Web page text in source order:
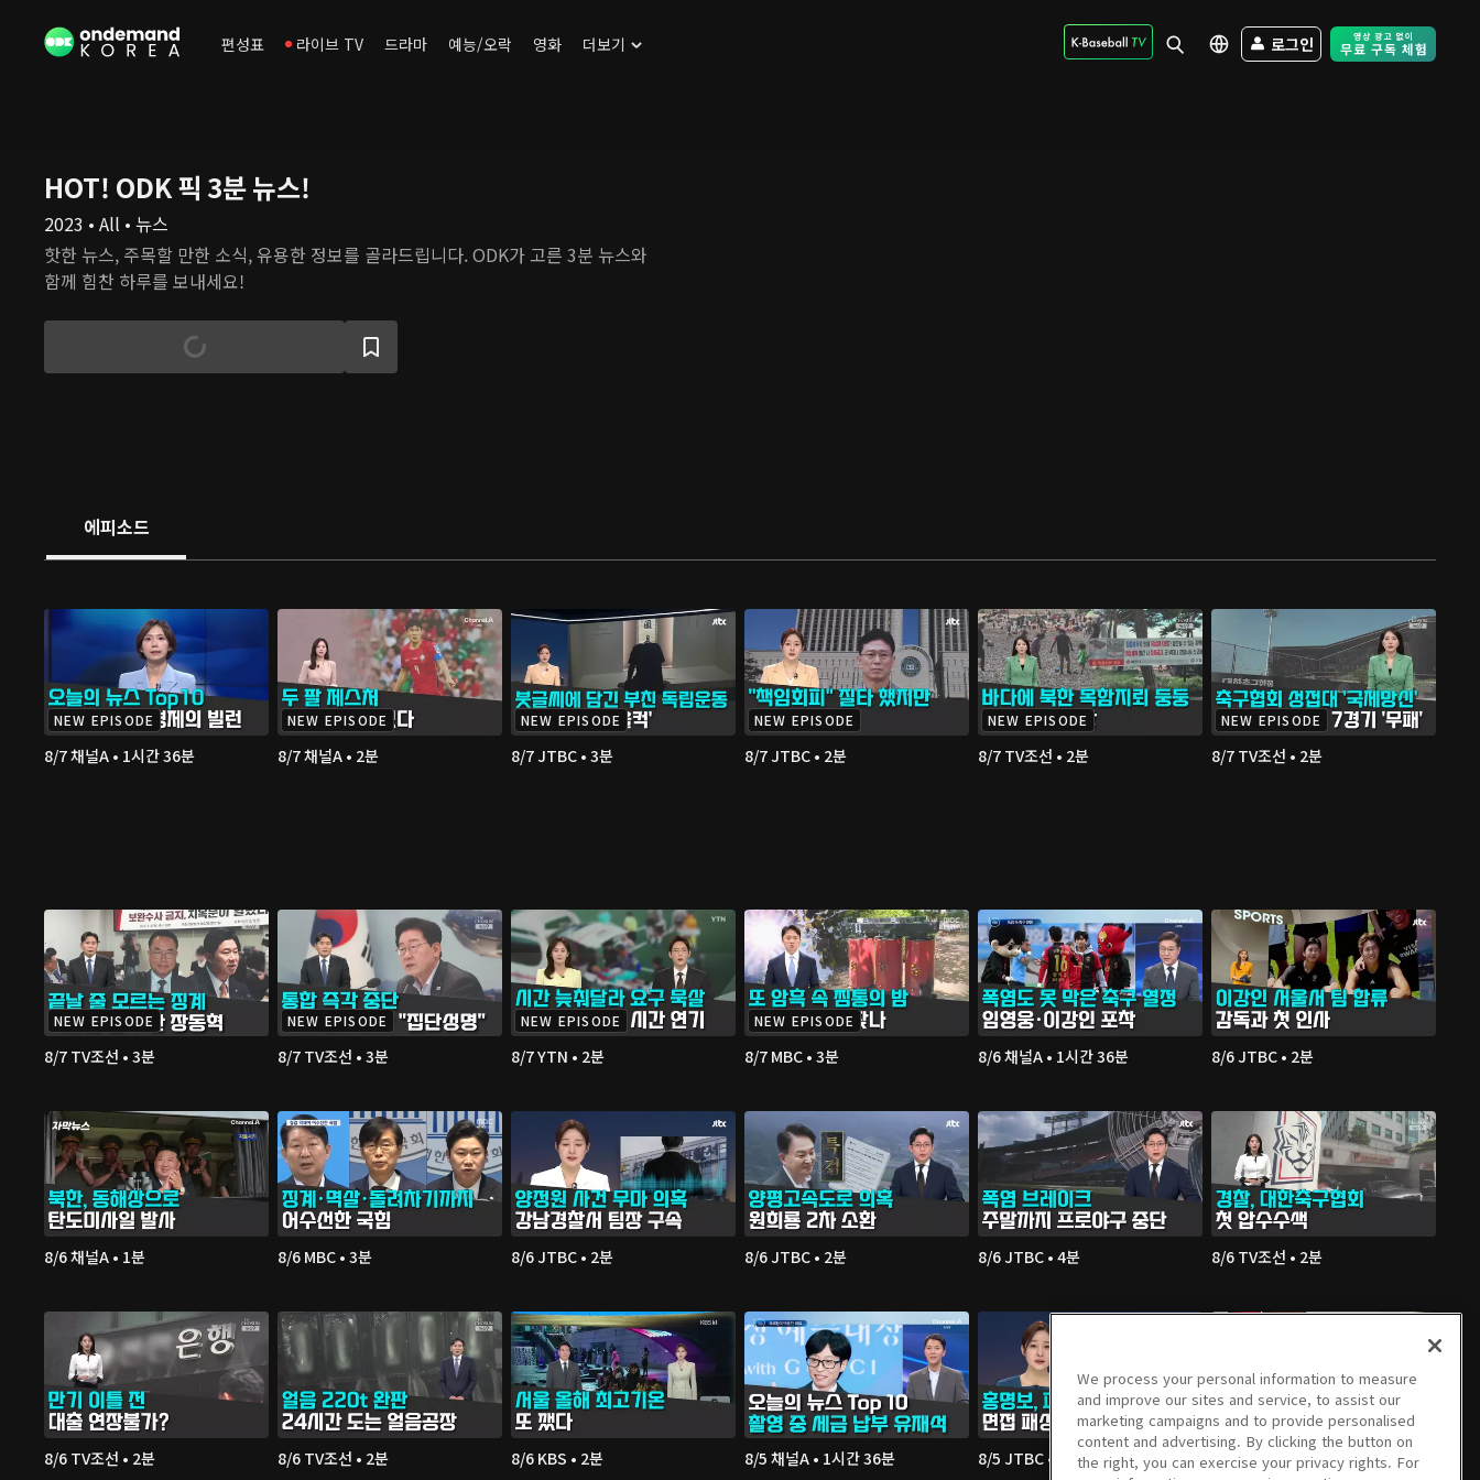
편성표 라이브 TV 드라마 예능/오락 영화 더보기 로그인 Free Trial -
HOT! ODK 픽 3분 뉴스!
2023 • All • 뉴스
핫한 뉴스, 주목할 만한 소식, 유용한 정보를 골라드립니다. ODK가 고른 3분 뉴스와
함께 힘찬 하루를 보내세요!
에피소드
NEW EPISODE
8/7 채널A • 1시간 36분
NEW EPISODE
8/7 채널A • 2분
NEW EPISODE
8/7 JTBC • 3분
NEW EPISODE
8/7 JTBC • 2분
NEW EPISODE
8/7 TV조선 • 2분
NEW EPISODE
8/7 TV조선 • 2분
NEW EPISODE
8/7 TV조선 • 3분
NEW EPISODE
8/7 TV조선 • 3분
NEW EPISODE
8/7 YTN • 2분
NEW EPISODE
8/7 MBC • 3분 8/6 채널A • 1시간 36분 8/6 JTBC • 2분
8/6 채널A • 1분 8/6 MBC • 3분 8/6 JTBC • 2분 8/6 JTBC • 2분 8/6 JTBC • 4분 8/6 TV조선 • 2분
8/6 TV조선 • 2분 8/6 TV조선 • 2분 8/6 KBS • 2분 8/5 채널A • 1시간 36분 8/5 JTBC • 2분 8/5 연합TV • 3분
We process your personal information to measure
and improve our sites and service, to assist our
marketing campaigns and to provide personalised
content and advertising. By clicking the button on
the right, you can exercise your privacy rights. For